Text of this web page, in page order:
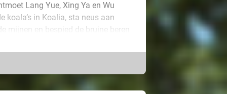
Lang Yue, Xing Ya en Wu
koala’s in Koalia, sta neus aan
mijnen en bespied de bruine beren
of spring zo hoog als een
Geniet van heerlijke
Pandasia en ga langs bij de
Bill.